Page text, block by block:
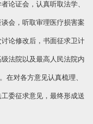
论证会，认真听取法学、
会，听取审理医疗损害案
论修改后，书面征求卫计
法院以及最高人民法院内
对各方意见认真梳理、
委征求意见，最终形成送